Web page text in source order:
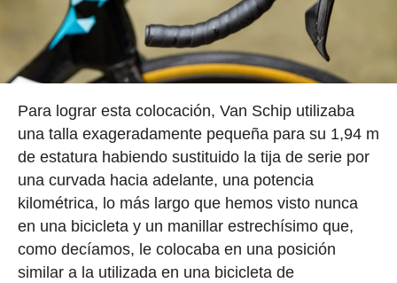
Para lograr esta colocación, Van Schip utilizaba
una talla exageradamente pequeña para su 1,94 m
de estatura habiendo sustituido la tija de serie por
una curvada hacia adelante, una potencia
kilométrica, lo más largo que hemos visto nunca
en una bicicleta y un manillar estrechísimo que,
como decíamos, le colocaba en una posición
similar a la utilizada en una bicicleta de